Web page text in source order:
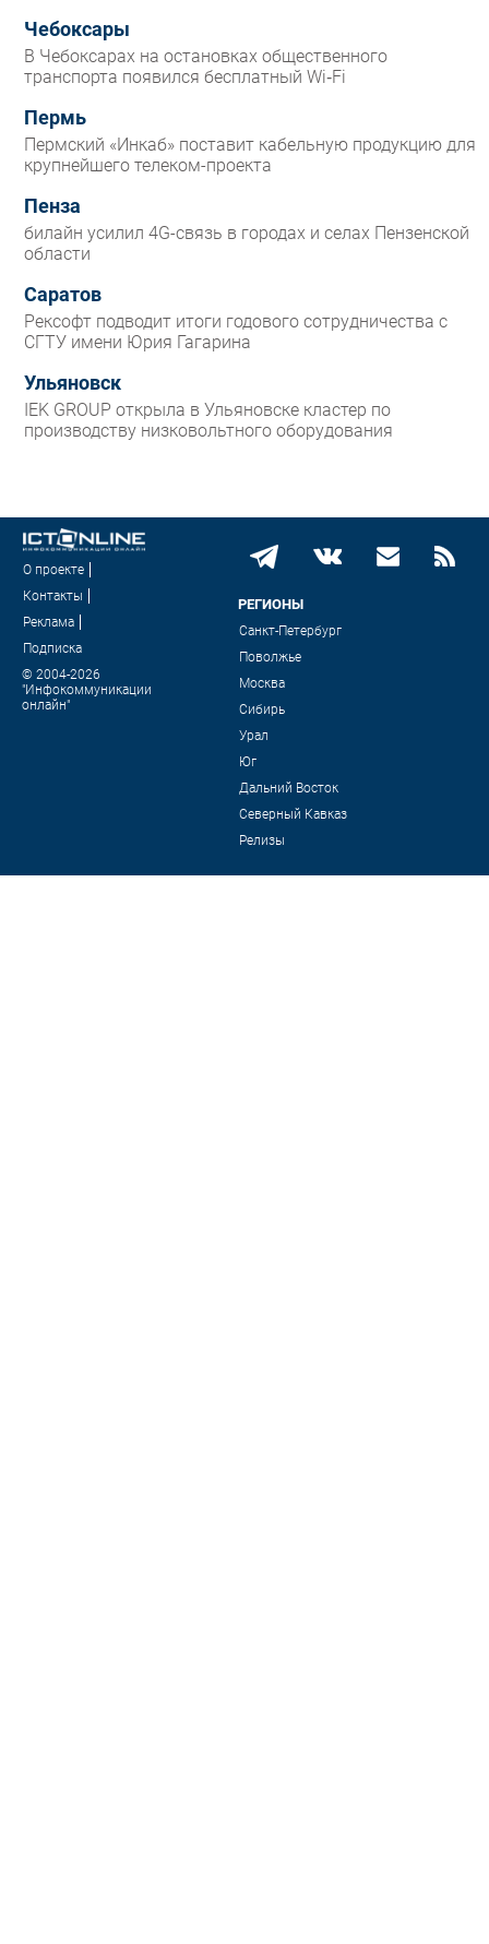
Чебоксары
В Чебоксарах на остановках общественного
транспорта появился бесплатный Wi‑Fi
Пермь
Пермский «Инкаб» поставит кабельную продукцию для
крупнейшего телеком-проекта
Пенза
билайн усилил 4G-связь в городах и селах Пензенской
области
Саратов
Рексофт подводит итоги годового сотрудничества с
СГТУ имени Юрия Гагарина
Ульяновск
IEK GROUP открыла в Ульяновске кластер по
производству низковольтного оборудования
О проекте
Контакты
Реклама
Подписка
© 2004-2026
"Инфокоммуникации
онлайн"
РЕГИОНЫ
Санкт-Петербург
Поволжье
Москва
Сибирь
Урал
Юг
Дальний Восток
Северный Кавказ
Релизы